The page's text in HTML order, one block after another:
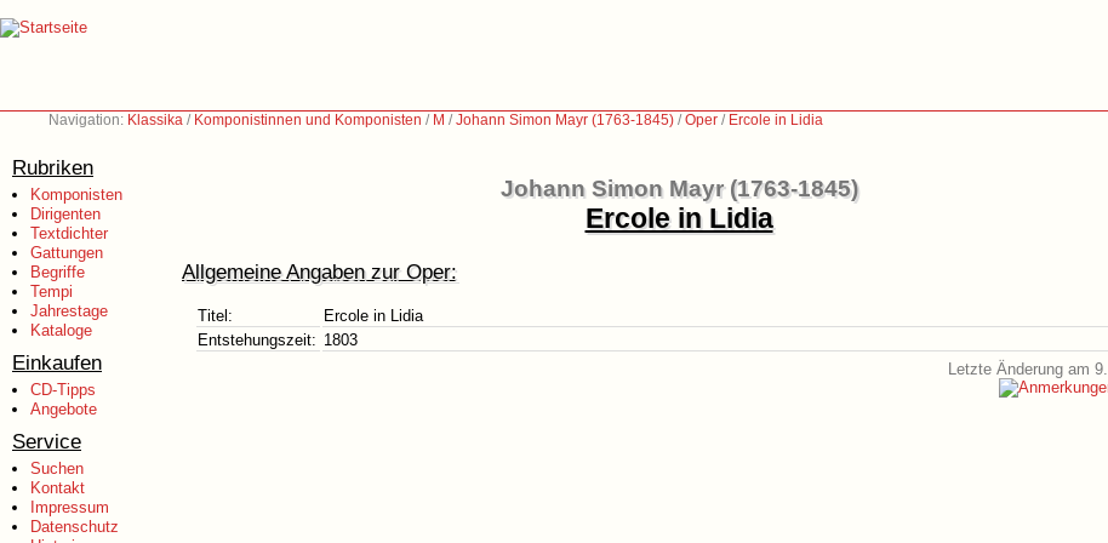
Navigation: Klassika / Komponistinnen und Komponisten / M /Johann Simon Mayr (1763-1845) /Oper / Ercole in Lidia
Rubriken
Komponisten
Dirigenten
Textdichter
Gattungen
Begriffe
Tempi
Jahrestage
Kataloge
Einkaufen
CD-Tipps
Angebote
Service
Suchen
Kontakt
Impressum
Datenschutz
Johann Simon Mayr (1763-1845)
Ercole in Lidia
Allgemeine Angaben zur Oper:
Titel:
Ercole in Lidia
Entstehungszeit: 1803
Letzte Änderung am